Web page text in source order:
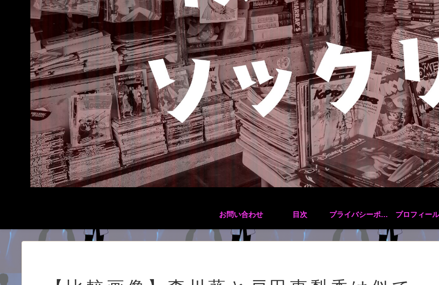
お問い合わせ 目次 プライバシーポリシー プロフィール